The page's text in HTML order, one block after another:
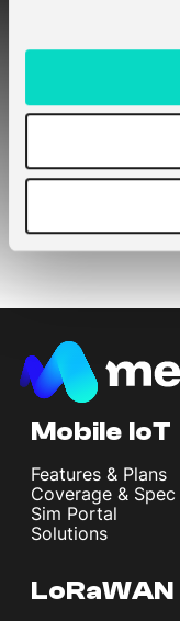
What is an
Generation
API
Mobile IoT
Features & Plans
Coverage & Spec
Sim Portal
Solutions
LoRaWAN